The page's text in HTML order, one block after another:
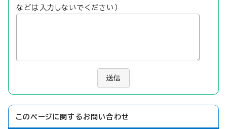
などは入力しないでください）
送信
このページに関する お問い合わせ